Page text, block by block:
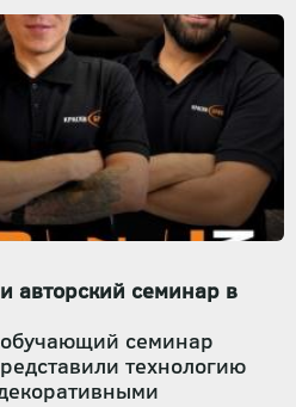
хитами. Недавно наш
мастер-технолог
очное групповое
технике «Срез камня» .
для обмена
навыков и
возможностей
.
авторский семинар в
обучающий семинар
технологию